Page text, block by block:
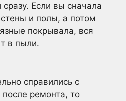
сразу. Если вы сначала
и полы, а потом
покрывала, вся
в пыли.
справились с
ремонта, то